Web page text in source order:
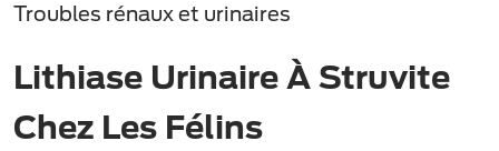
Troubles rénaux et urinaires
Lithiase Urinaire À Struvite
Chez Les Félins